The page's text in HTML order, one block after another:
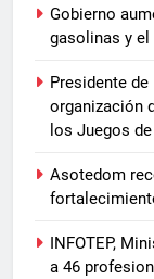
Gobierno
gasolinas y el
Presidente
organización
los Juegos
Asotedom
INFOTEP,
a 46